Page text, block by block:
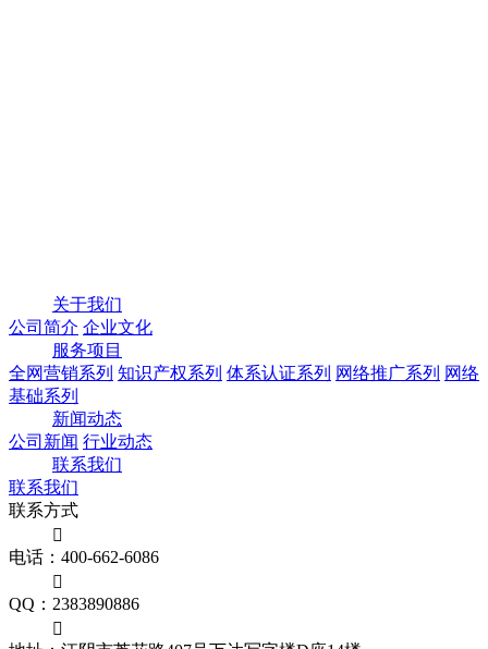
关于我们
公司简介 企业文化
服务项目
全网营销系列 知识产权系列 体系认证系列 网络推广系列 网络
基础系列
新闻动态
公司新闻 行业动态
联系我们
联系我们
联系方式

电话：400-662-6086

QQ：2383890886
